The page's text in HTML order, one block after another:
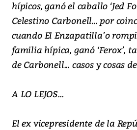
hípicos, ganó el caballo ‘Jed
Celestino Carbonell... por
cuando El Enzapatilla’o
familia hípica, ganó ‘Ferox’,
de Carbonell... casos y cosas
A LO LEJOS...
El ex vicepresidente de la